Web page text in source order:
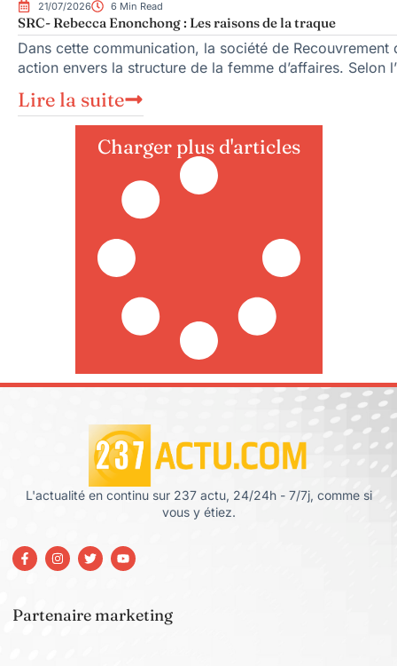
21/07/2026 6 Min Read
SRC- Rebecca Enonchong : Les raisons de la traque
Dans cette communication, la société de
action envers la structure de la femme d’affaires. Selon
Lire la suite
Charger plus d'articles
L'actualité en continu sur 237 actu, 24/24h - 7/7j, comme si
vous y étiez.
Partenaire marketing